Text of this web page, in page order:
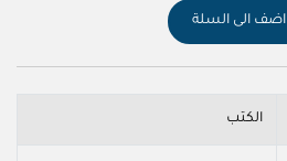
اضف الى السلة
الكتب